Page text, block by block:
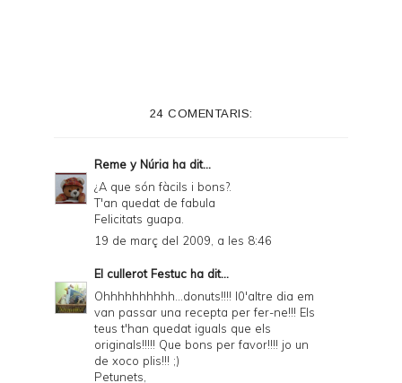
24 COMENTARIS:
Reme y Núria ha dit...
¿A que són fàcils i bons?.
T'an quedat de fabula
Felicitats guapa.
19 de març del 2009, a les 8:46
El cullerot Festuc ha dit...
Ohhhhhhhhhh...donuts!!!! l0'altre dia em
van passar una recepta per fer-ne!!! Els
teus t'han quedat iguals que els
originals!!!!! Que bons per favor!!!! jo un
de xoco plis!!! ;)
Petunets,